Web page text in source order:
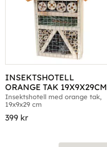
INSEKTSHOTELL
ORANGE TAK 19X9X29CM
Insektshotell med orange tak,
19x9x29 cm
399 kr